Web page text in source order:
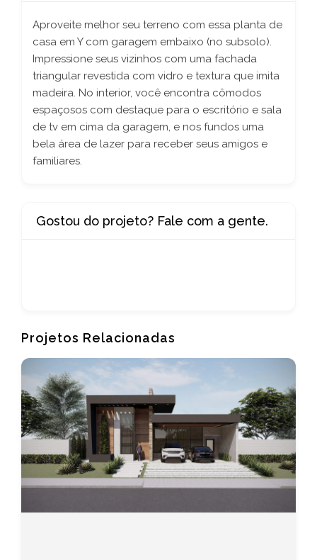
Aproveite melhor seu terreno com essa planta de
casa em Y com garagem embaixo (no subsolo).
Impressione seus vizinhos com uma fachada
triangular revestida com vidro e textura que imita
madeira. No interior, você encontra cômodos
espaçosos com destaque para o escritório e sala
de tv em cima da garagem, e nos fundos uma
bela área de lazer para receber seus amigos e
familiares.
Gostou do projeto? Fale com a gente.
Projetos Relacionadas